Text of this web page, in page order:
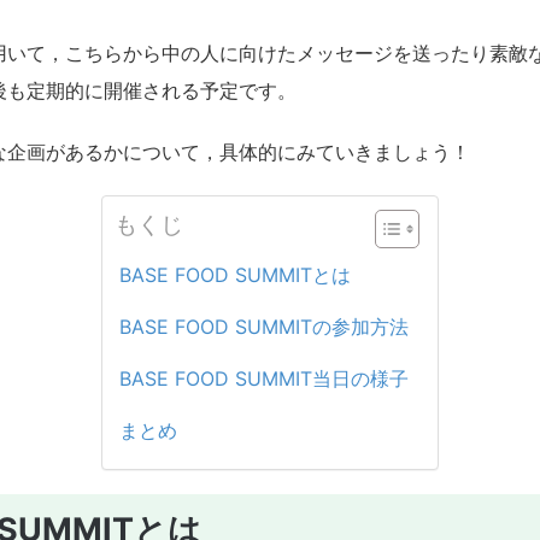
て，こちらから中の人に向けたメッセージを送ったり素敵
定期的に開催される予定です。
画があるかについて，具体的にみていきましょう！
もくじ
BASE FOOD SUMMITとは
BASE FOOD SUMMITの参加方法
BASE FOOD SUMMIT当日の様子
まとめ
とは